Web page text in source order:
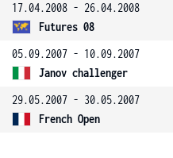
17.04.2008 - 26.04.2008
Futures 08
05.09.2007 - 10.09.2007
Janov challenger
29.05.2007 - 30.05.2007
French Open